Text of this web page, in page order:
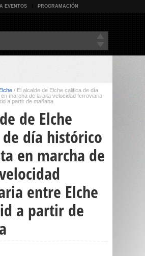
EVENTOS PROGRAMACIÓN
/ El alcalde de Elche califica de día
marcha de la alta velocidad ferroviaria
a partir de mañana
de Elche
día histórico
en marcha de
entre Elche
a partir de